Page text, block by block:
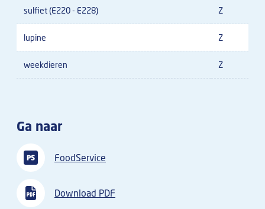
sulfiet (E220 - E228) Z
lupine Z
weekdieren Z
Ga naar
FoodService
Download PDF